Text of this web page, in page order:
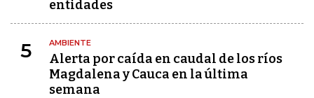
entidades
5 AMBIENTE
Alerta por caída en caudal de los ríos
Magdalena y Cauca en la última
semana